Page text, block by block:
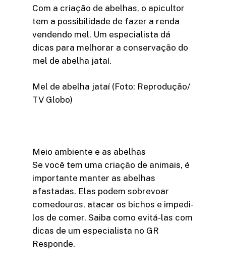
Com a criação de abelhas, o apicultor
tem a possibilidade de fazer a renda
vendendo mel. Um especialista dá
dicas para melhorar a conservação do
mel de abelha jataí.
Mel de abelha jataí (Foto: Reprodução/
TV Globo)
Meio ambiente e as abelhas
Se você tem uma criação de animais, é
importante manter as abelhas
afastadas. Elas podem sobrevoar
comedouros, atacar os bichos e impedi-
los de comer. Saiba como evitá-las com
dicas de um especialista no GR
Responde.